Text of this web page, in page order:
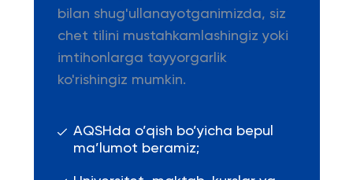
bilan shug'ullanayotganimizda, siz
chet tilini mustahkamlashingiz yoki
imtihonlarga tayyorgarlik
ko'rishingiz mumkin.
AQSHda o’qish bo’yicha bepul
ma’lumot beramiz;